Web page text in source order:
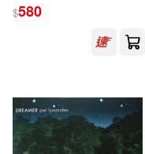
William
安徽少年兒童出
BIS(6) 希
一個月內上市新品
Orchestra / Strauss: Ein
Heldenleben & Mahler:
$580